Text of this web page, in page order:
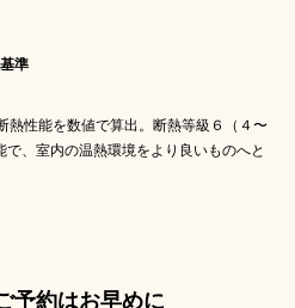
準
熱性能を数値で算出。断熱等級６（４〜
で、室内の温熱環境をより良いものへと
予約はお早めに